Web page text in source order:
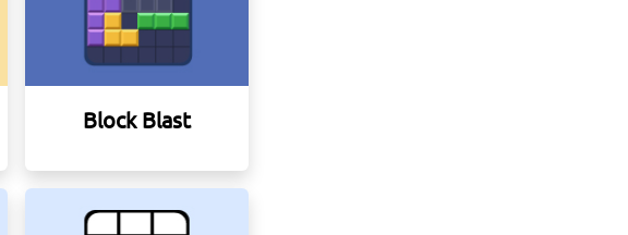
Block Blast